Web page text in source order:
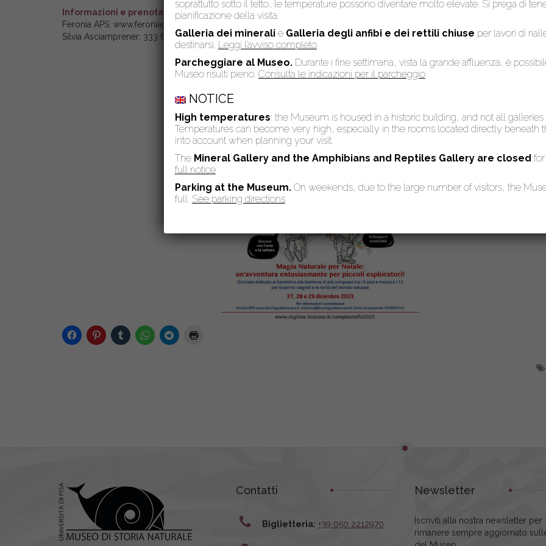
Informazioni e prenotazioni
Feronia APS: www.feroniaguidetoscana.it, didattica@feroniaguidetoscana.it
Silvia Asciamprener: 333 6602747
Contatti
Biglietteria: +39 050 2212970
Newsletter
Iscriviti alla nostra newsletter per
rimanere sempre aggiornato
soprattutto sotto il tetto, le temperature possono diventare molto elevate. Si prega di
pianificazione della visita.
Galleria dei mineralie Galleria degli anfibi e dei rettili chiuse per lavori di
destinarsi. Leggi l’avviso completo
Parcheggiare al Museo.Durante i fine settimana, vista la grande affluenza, è
Museo risulti pieno. Consulta le indicazioni per il parcheggio
NOTICE
High temperatures: the Museum is housed in a historic building, and not all
Temperatures can become very high, especially in the rooms located directly beneath
into account when planning your visit.
The Mineral Gallery and the Amphibians and Reptiles Gallery are closed
full notice
Parking at the Museum.On weekends, due to the large number of visitors, the
full. See parking directions